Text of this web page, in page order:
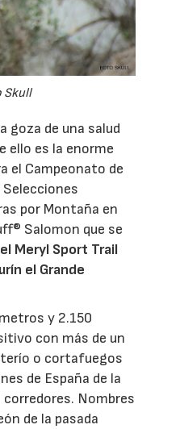
Skull
goza de una salud
ello es la enorme
el Campeonato de
Selecciones
por Montaña en
Salomon que se
el Meryl Sport Trail
el Grande
y 2.150
con más de un
o cortafuegos
de España de la
Nombres
de la pasada